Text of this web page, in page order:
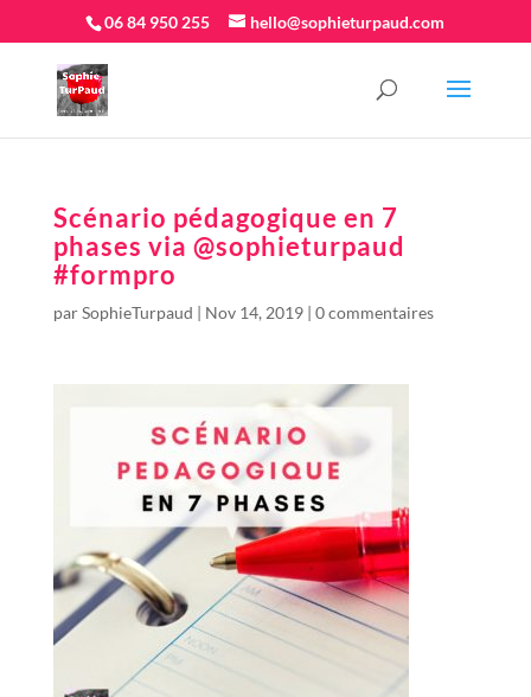
06 84 950 255 hello@sophieturpaud.com
Scénario pédagogique en 7
phases via @sophieturpaud
#formpro
parSophieTurpaud | Nov 14, 2019| 0 commentaires